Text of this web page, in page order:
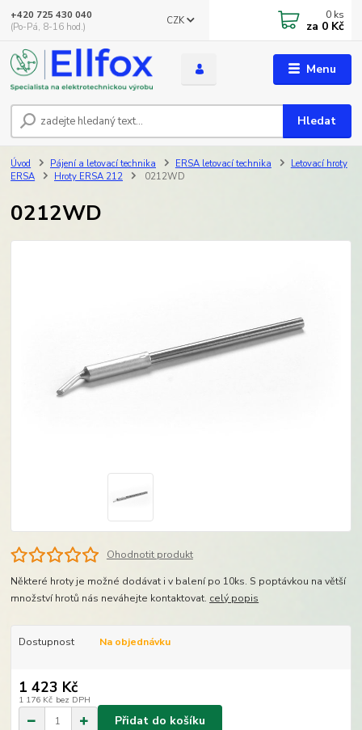
Menu
CZK
Hledat
+420 725 430 040
(Po-Pá, 8-16 hod.)
0 ks
za 0 Kč
Úvod Pájení a letovací technika ERSA letovací technika
Letovací hroty
ERSA
Hroty ERSA 212 0212WD
0212WD
Ohodnotit produkt
Některé hroty je možné dodávat i v balení po 10ks. S poptávkou na větší
množství hrotů nás neváhejte kontaktovat. celý popis
Dostupnost Na objednávku
1 423 Kč
1 176 Kč bez DPH
Přidat do košíku